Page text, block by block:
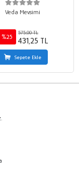
Veda Mevsimi
%25
575,00 TL
431,25 TL
Sepete Ekle